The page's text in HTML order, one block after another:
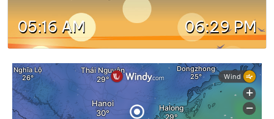
05:16 AM 06:29 PM